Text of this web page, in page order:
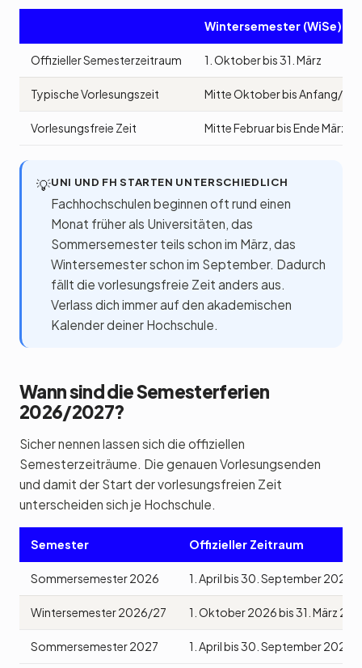
Wintersemester (WiSe)
Offizieller Semesterzeitraum 1. Oktober bis 31. März
Typische Vorlesungszeit Mitte Oktober bis Anfang/
Vorlesungsfreie Zeit Mitte Februar bis Ende März
💡UNI UND FH STARTEN UNTERSCHIEDLICH
Fachhochschulen beginnen oft rund einen
Monat früher als Universitäten, das
Sommersemester teils schon im März, das
Wintersemester schon im September. Dadurch
fällt die vorlesungsfreie Zeit anders aus.
Verlass dich immer auf den akademischen
Kalender deiner Hochschule.
Wann sind die Semesterferien
2026/2027?
Sicher nennen lassen sich die offiziellen
Semesterzeiträume. Die genauen Vorlesungsenden
und damit der Start der vorlesungsfreien Zeit
unterscheiden sich je Hochschule.
Semester Offizieller Zeitraum
Sommersemester 2026 1. April bis 30. September 2026
Wintersemester 2026/27 1. Oktober 2026 bis 31. März
Sommersemester 2027 1. April bis 30. September 2027